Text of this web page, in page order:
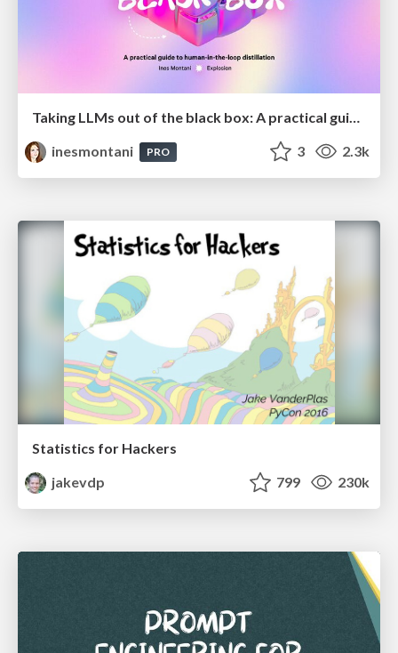
Taking LLMs out of the black box: A practical guide to human-in-the-loop distillation
inesmontani
PRO 3 2.3k
Statistics for Hackers
jakevdp
799 230k